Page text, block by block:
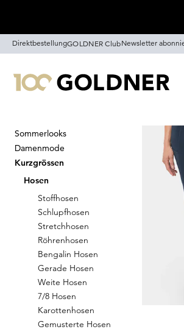
DirektbestellungGOLDNER ClubNewsletter
Sommerlooks
Damenmode
Kurzgrössen
Hosen
Stoffhosen
Schlupfhosen
Stretchhosen
Röhrenhosen
Bengalin Hosen
Gerade Hosen
Weite Hosen
7/8 Hosen
Karottenhosen
Gemusterte Hosen
Startseite